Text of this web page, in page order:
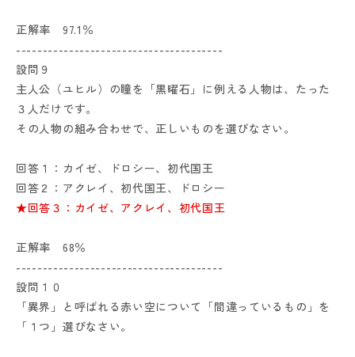
正解率 97.1％
---------------------------------------
設問９
主人公（ユヒル）の瞳を「黒曜石」に例える人物は、たった
３人だけです。
その人物の組み合わせで、正しいものを選びなさい。
回答１：カイゼ、ドロシー、初代国王
回答２：アクレイ、初代国王、ドロシー
★回答３：カイゼ、アクレイ、初代国王
正解率 68％
---------------------------------------
設問１０
「異界」と呼ばれる赤い空について「間違っているもの」を
「１つ」選びなさい。